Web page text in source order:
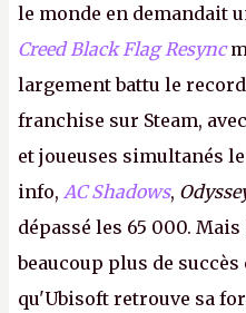
le monde en demandait
Creed Black Flag Resync
largement battu le
franchise sur Steam,
et joueuses simultanés
info, AC Shadows,
dépassé les 65 000.
beaucoup plus de
qu'Ubisoft retrouve sa